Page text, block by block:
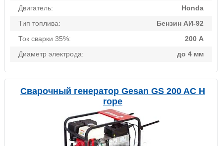
Двигатель:
Honda
Тип топлива:
Бензин АИ-92
Ток сварки 35%:
200 А
Диаметр электрода:
до 4 мм
Сварочный генератор Gesan GS 200 AC H
rope